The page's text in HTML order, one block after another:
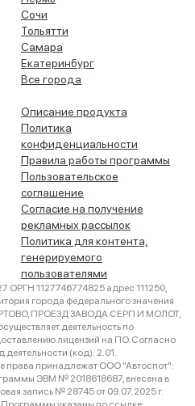
Сочи
Тольятти
Самара
Екатеринбург
Все города
Описание продукта
Политика
конфиденциальности
Правила работы программы
Пользовательское
соглашение
Согласие на получение
рекламных рассылок
Политика для контента,
генерируемого
пользователями
1127746774825 адрес 111250,
города федерального значения
ПРОЕЗД ЗАВОДА СЕРП И МОЛОТ,
деятельность по
лицензий на ПО. Согласно
(код): 2.01.
принадлежат ООО "Автоспот":
ЭВМ № 2018618687, внесена в
запись № 28745 от 09.07.2025 г.